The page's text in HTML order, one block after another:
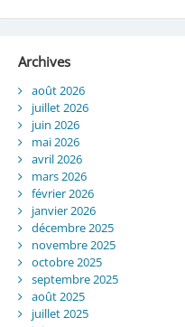
Archives
août 2026
juillet 2026
juin 2026
mai 2026
avril 2026
mars 2026
février 2026
janvier 2026
décembre 2025
novembre 2025
octobre 2025
septembre 2025
août 2025
juillet 2025